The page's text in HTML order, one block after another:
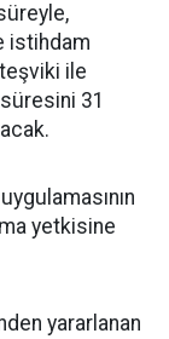
istihdam
ile
31
yetkisine
yararlanan